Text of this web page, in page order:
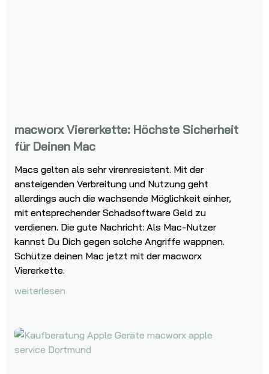
macworx Viererkette: Höchste Sicherheit
für Deinen Mac
Macs gelten als sehr virenresistent. Mit der
ansteigenden Verbreitung und Nutzung geht
allerdings auch die wachsende Möglichkeit einher,
mit entsprechender Schadsoftware Geld zu
verdienen. Die gute Nachricht: Als Mac-Nutzer
kannst Du Dich gegen solche Angriffe wappnen.
Schütze deinen Mac jetzt mit der macworx
Viererkette.
weiterlesen